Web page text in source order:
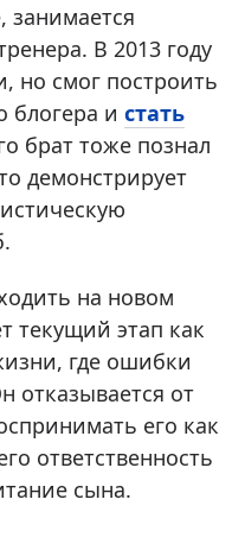
занимается
В 2013 году
но смог построить
блогера и стать
брат тоже познал
демонстрирует
на новом
текущий этап как
где ошибки
отказывается от
его как
ответственность
сына.